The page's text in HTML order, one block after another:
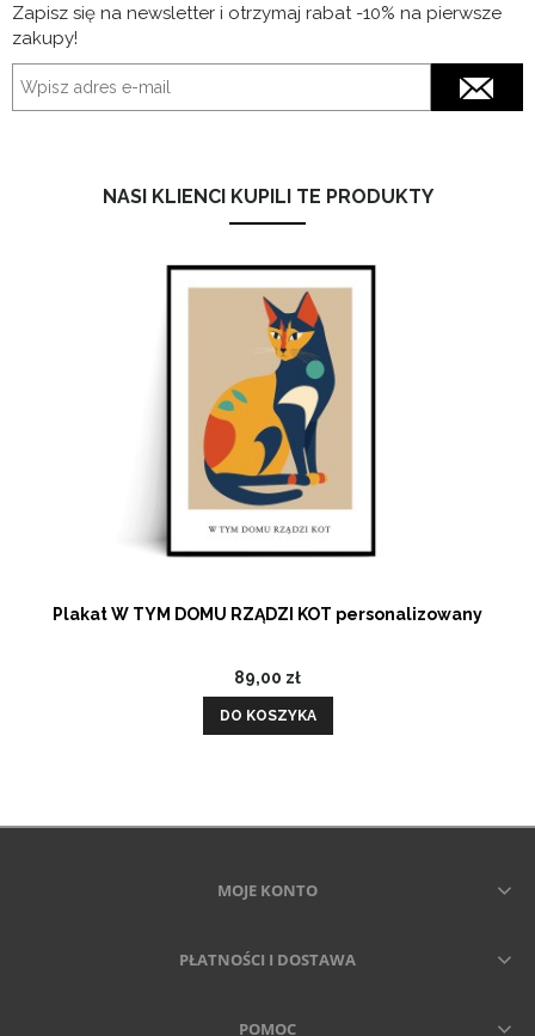
Zapisz się na newsletter i otrzymaj rabat -10% na pierwsze
zakupy!
NASI KLIENCI KUPILI TE PRODUKTY
Plakat W TYM DOMU RZĄDZI KOT personalizowany
89,00 zł
DO KOSZYKA
MOJE KONTO
PŁATNOŚCI I DOSTAWA
POMOC